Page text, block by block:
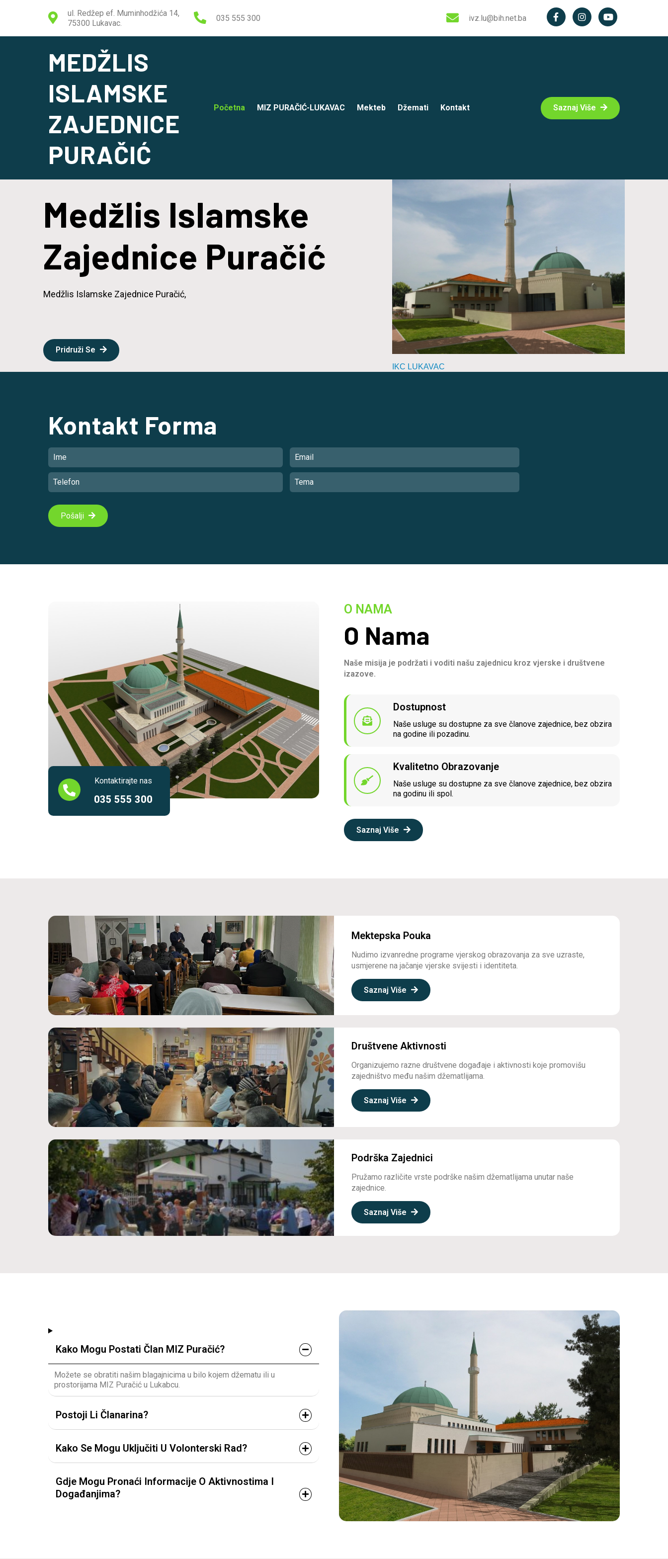
ul. Redžep ef. Muminhodžića 14,
75300 Lukavac.
035 555 300 ivz.lu@bih.net.ba
MEDŽLIS
ISLAMSKE
ZAJEDNICE
PURAČIĆ
Početna MIZ PURAČIĆ-LUKAVAC Mekteb Džemati Kontakt Saznaj Više
Medžlis Islamske
Zajednice Puračić
Medžlis Islamske Zajednice Puračić,
Pridruži Se
IKC LUKAVAC
Kontakt Forma
Pošalji
Kontaktirajte nas
035 555 300
O NAMA
O Nama
Naše misija je podržati i voditi našu zajednicu kroz vjerske i društvene
izazove.
Dostupnost
Naše usluge su dostupne za sve članove zajednice, bez obzira
na godine ili pozadinu.
Kvalitetno Obrazovanje
Naše usluge su dostupne za sve članove zajednice, bez obzira
na godinu ili spol.
Saznaj Više
Mektepska Pouka
Nudimo izvanredne programe vjerskog obrazovanja za sve uzraste,
usmjerene na jačanje vjerske svijesti i identiteta.
Saznaj Više
Društvene Aktivnosti
Organizujemo razne društvene događaje i aktivnosti koje promovišu
zajedništvo među našim džematlijama.
Saznaj Više
Podrška Zajednici
Pružamo različite vrste podrške našim džematlijama unutar naše
zajednice.
Saznaj Više
Kako Mogu Postati Član MIZ Puračić?
Možete se obratiti našim blagajnicima u bilo kojem džematu ili u
prostorijama MIZ Puračić u Lukabcu.
Postoji Li Članarina?
Kako Se Mogu Uključiti U Volonterski Rad?
Gdje Mogu Pronaći Informacije O Aktivnostima I
Događanjima?